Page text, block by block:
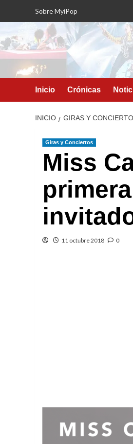
Sobre MyiPop
Inicio Crónicas
INICIO GIRAS Y
Giras y Conciertos
Miss
11 octubre 2018 0